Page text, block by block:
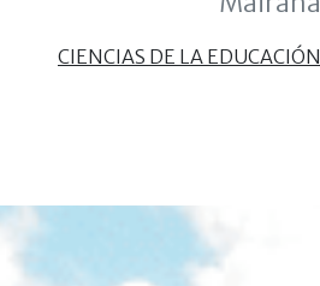
CIENCIAS DE LA EDUCACIÓN